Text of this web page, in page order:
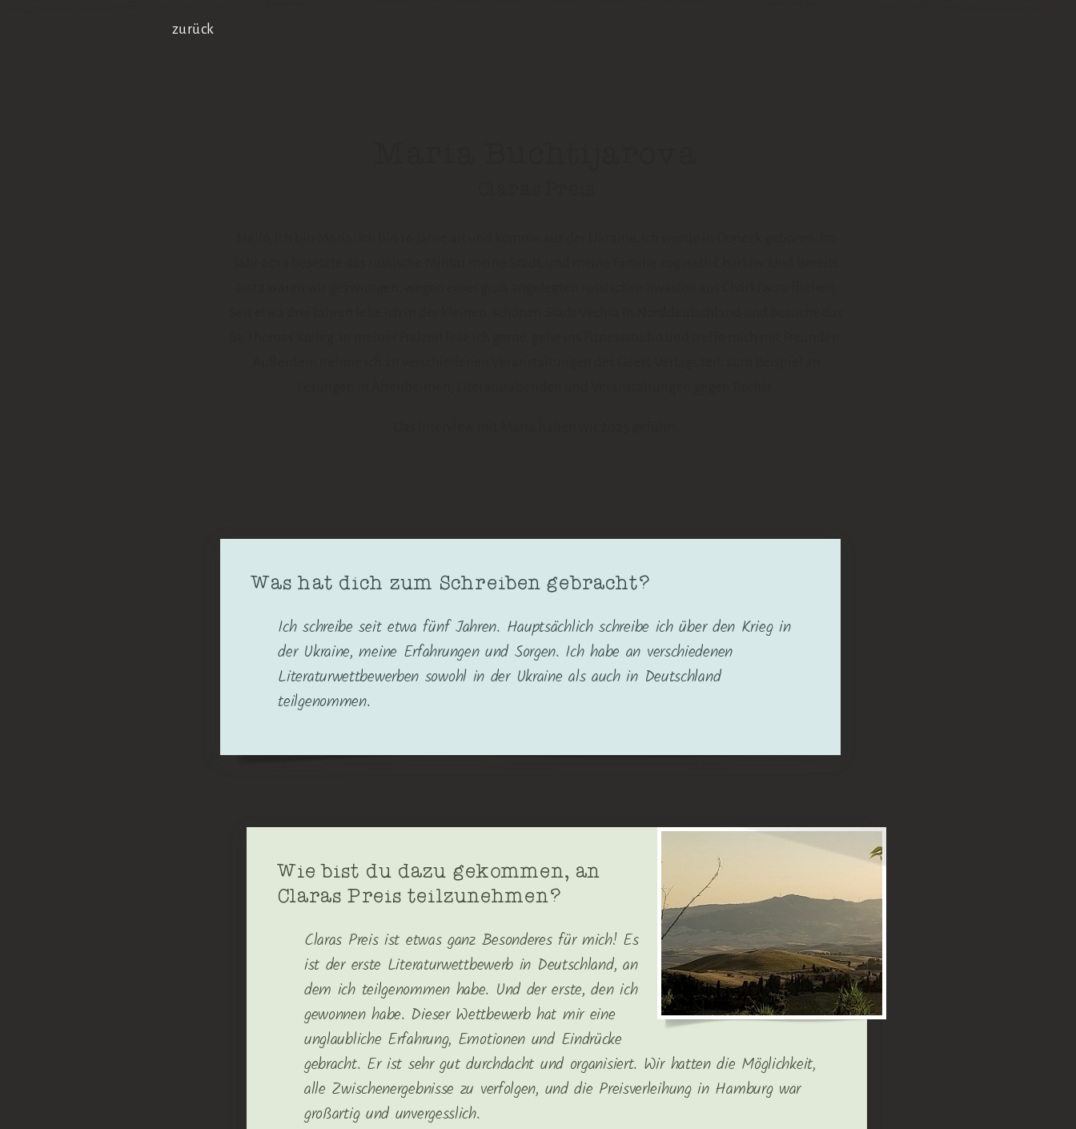
zurück
Was hat dich zum Schreiben gebracht?
Ich schreibe seit etwa fünf Jahren. Hauptsächlich schreibe ich über den Krieg in
der Ukraine, meine Erfahrungen und Sorgen. Ich habe an verschiedenen
Literaturwettbewerben sowohl in der Ukraine als auch in Deutschland
teilgenommen.
Wie bist du dazu gekommen, an
Claras Preis teilzunehmen?
Claras Preis ist etwas ganz Besonderes für mich! Es
ist der erste Literaturwettbewerb in Deutschland, an
dem ich teilgenommen habe. Und der erste, den ich
gewonnen habe. Dieser Wettbewerb hat mir eine
unglaubliche Erfahrung, Emotionen und Eindrücke
gebracht. Er ist sehr gut durchdacht und organisiert. Wir hatten die Möglichkeit,
alle Zwischenergebnisse zu verfolgen, und die Preisverleihung in Hamburg war
großartig und unvergesslich.